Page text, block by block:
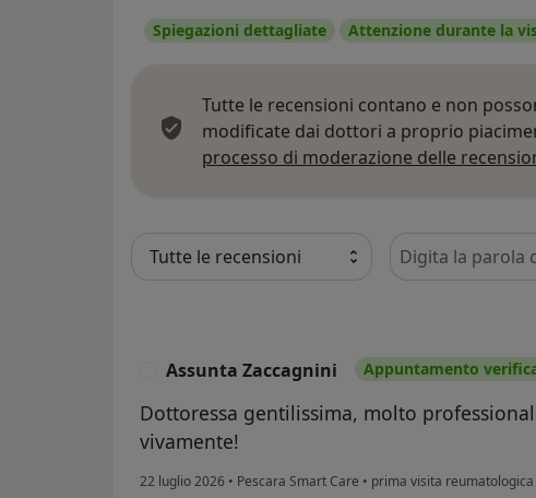
Spiegazioni dettagliate Attenzione durante la
Tutte le recensioni contano e non
modificate dai dottori a proprio
processo di moderazione delle
Cerca nelle
Assunta Zaccagnini Appuntamento
Dottoressa gentilissima, molto
vivamente!
22 luglio 2026 • Pescara Smart Care • prima visita reumatologica